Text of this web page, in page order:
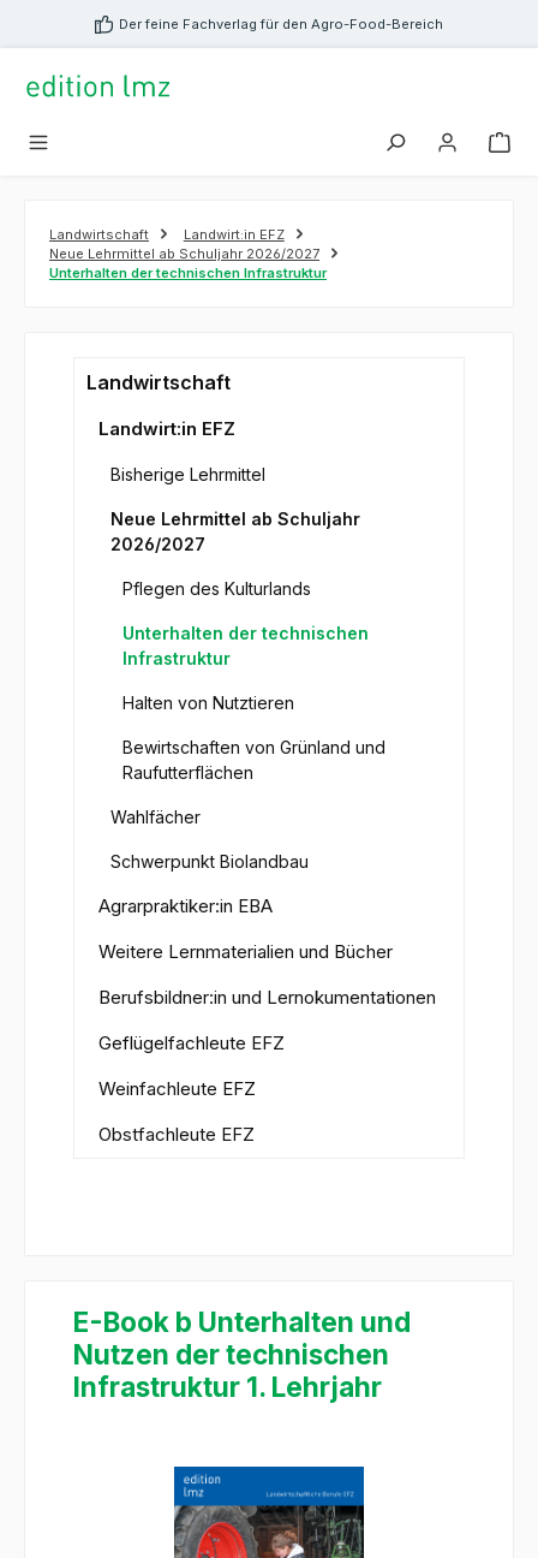
springen Der feine Fachverlag für den Agro-Food-Bereich
Landwirtschaft
Landwirt:in EFZ
Neue Lehrmittel ab Schuljahr 2026/2027
Unterhalten der technischen Infrastruktur
Landwirtschaft
Landwirt:in EFZ
Bisherige Lehrmittel
Neue Lehrmittel ab Schuljahr
2026/2027
Pflegen des Kulturlands
Unterhalten der technischen
Infrastruktur
Halten von Nutztieren
Bewirtschaften von Grünland und
Raufutterflächen
Wahlfächer
Schwerpunkt Biolandbau
Agrarpraktiker:in EBA
Weitere Lernmaterialien und Bücher
Berufsbildner:in und Lernokumentationen
Geflügelfachleute EFZ
Weinfachleute EFZ
Obstfachleute EFZ
E-Book b Unterhalten und
Nutzen der technischen
Infrastruktur 1. Lehrjahr
Bildergalerie überspringen